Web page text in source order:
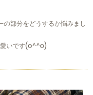
の部分をどうするか悩みまし
愛いです(o^^o)